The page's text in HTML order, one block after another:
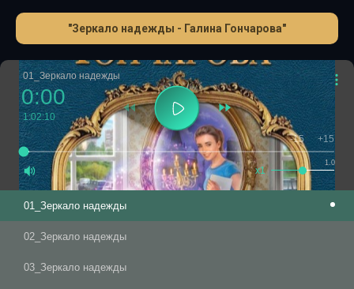
"Зеркало надежды - Галина Гончарова"
01_Зеркало надежды
0:00
1:02:10
1.0
x1
-15 +15
01_Зеркало надежды
02_Зеркало надежды
03_Зеркало надежды